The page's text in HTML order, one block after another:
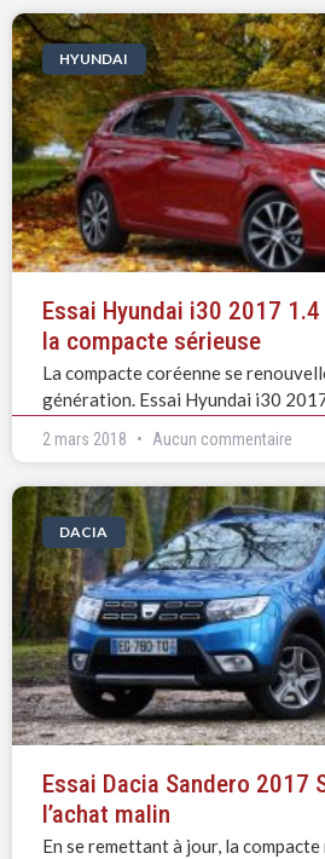
HYUNDAI
Essai Hyundai i30 2017 1.4
la compacte sérieuse
La compacte coréenne se
génération. Essai Hyundai i30
2 mars 2018 Aucun commentaire
DACIA
Essai Dacia Sandero 2017
l’achat malin
En se remettant à jour, la